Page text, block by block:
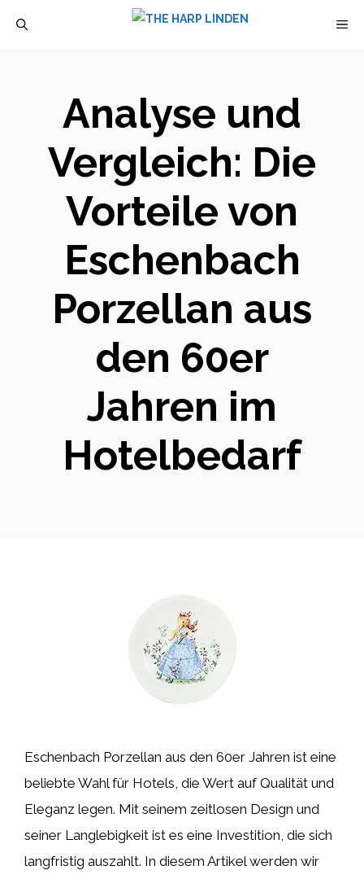
Analyse und
Vergleich: Die
Vorteile von
Eschenbach
Porzellan aus
den 60er
Jahren im
Hotelbedarf
Eschenbach Porzellan aus den 60er Jahren ist eine
beliebte Wahl für Hotels, die Wert auf Qualität und
Eleganz legen. Mit seinem zeitlosen Design und
seiner Langlebigkeit ist es eine Investition, die sich
langfristig auszahlt. In diesem Artikel werden wir